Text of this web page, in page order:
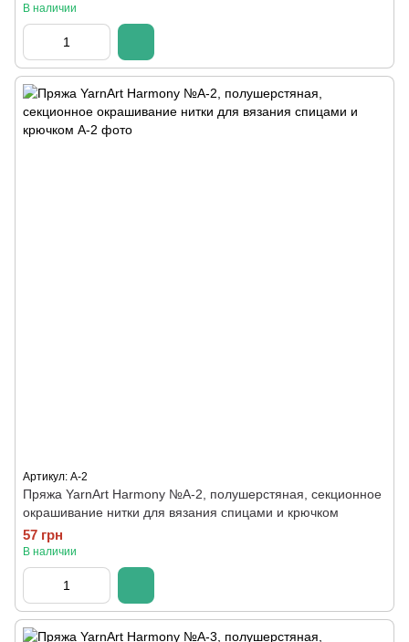
В наличии
Артикул: A-2
Пряжа YarnArt Harmony №А-2, полушерстяная, секционное
окрашивание нитки для вязания спицами и крючком
57 грн
В наличии